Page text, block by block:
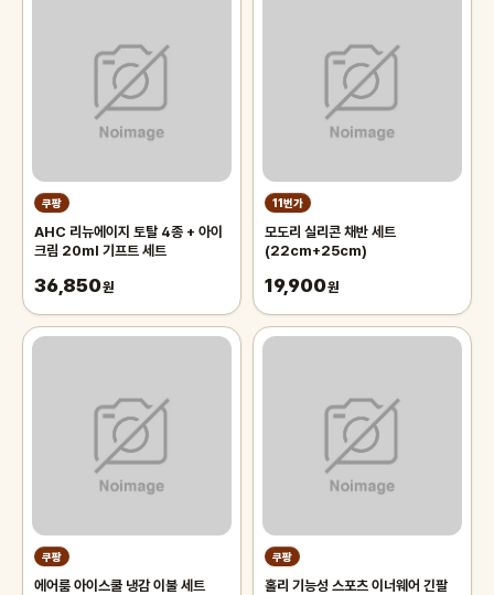
쿠팡
AHC 리뉴에이지 토탈 4종 + 아이
크림 20ml 기프트 세트
36,850원
11번가
모도리 실리콘 채반 세트
(22cm+25cm)
19,900원
쿠팡
에어룸 아이스쿨 냉감 이불 세트
쿠팡
홀리 기능성 스포츠 이너웨어 긴팔